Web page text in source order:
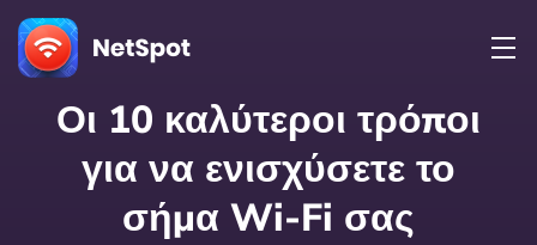
Οι 10 καλύτεροι τρόποι
για να ενισχύσετε το
σήμα Wi-Fi σας